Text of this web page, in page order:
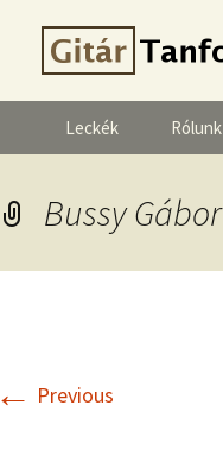
Leckék Rólunk
Bussy Gábor
← Previous